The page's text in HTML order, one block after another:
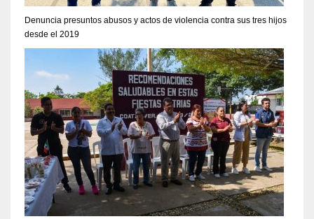
Denuncia presuntos abusos y actos de violencia contra sus tres hijos
desde el 2019